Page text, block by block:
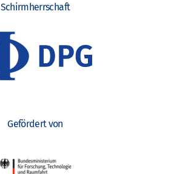
Schirmherrschaft
Gefördert von